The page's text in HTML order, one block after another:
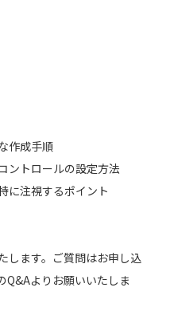
作成手順
ントロールの設定方法
に注視するポイント
します。ご質問はお申し込
よりお願いいたしま